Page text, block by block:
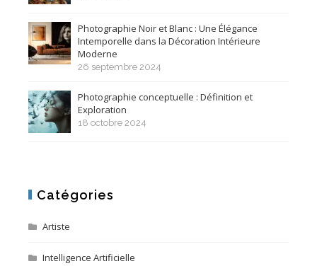
Photographie Noir et Blanc : Une Élégance
Intemporelle dans la Décoration Intérieure
Moderne
26 septembre 2024
Photographie conceptuelle : Définition et
Exploration
18 octobre 2024
Catégories
Artiste
Intelligence Artificielle